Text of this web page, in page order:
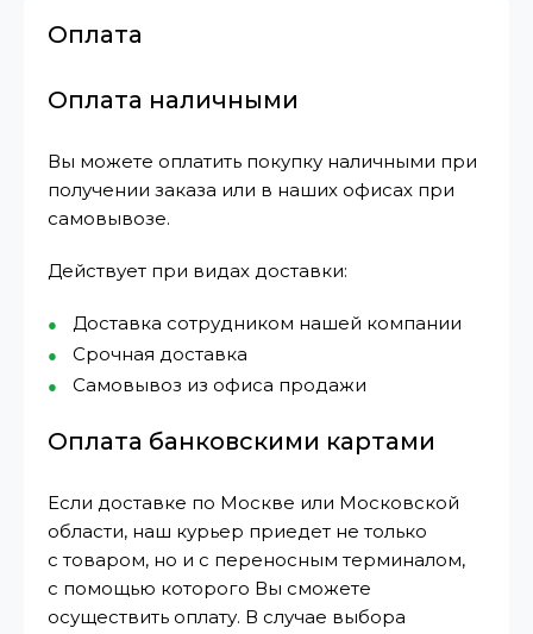
Оплата
Оплата наличными
Вы можете оплатить покупку наличными при
получении заказа или в наших офисах при
самовывозе.
Действует при видах доставки:
Доставка сотрудником нашей компании
Срочная доставка
Самовывоз из офиса продажи
Оплата банковскими картами
Если доставке по Москве или Московской
области, наш курьер приедет не только
с товаром, но и с переносным терминалом,
с помощью которого Вы сможете
осуществить оплату. В случае выбора